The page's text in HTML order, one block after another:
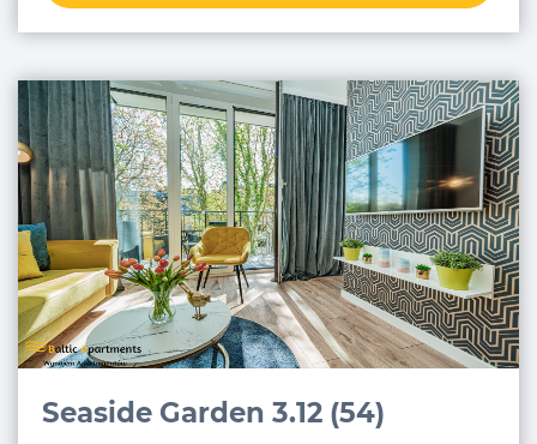
Seaside Garden 3.12 (54)